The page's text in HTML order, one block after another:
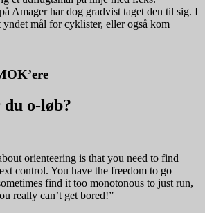
Amager har dog gradvist taget den til sig. I
yndet mål for cyklister, eller også kom
o-løb?
orienteering is that you need to find
control. You have the freedom to go
find it too monotonous to just run,
really can’t get bored!”